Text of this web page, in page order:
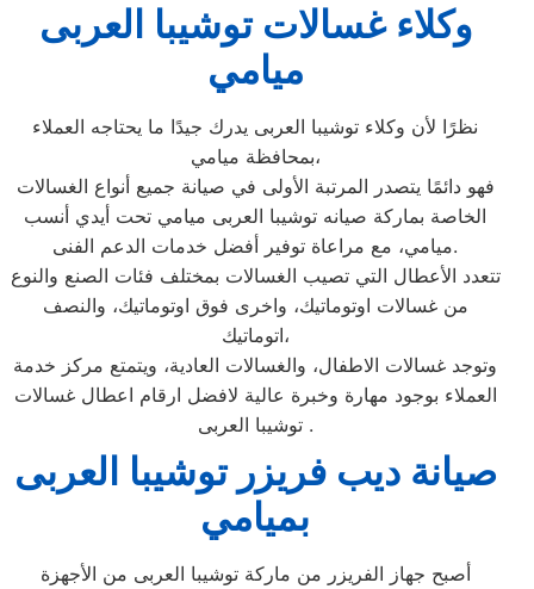
وكلاء غسالات توشيبا العربى
ميامي
نظرًا لأن وكلاء توشيبا العربى يدرك جيدًا ما يحتاجه العملاء
بمحافظة ميامي،
فهو دائمًا يتصدر المرتبة الأولى في صيانة جميع أنواع الغسالات
الخاصة بماركة صيانه توشيبا العربى ميامي تحت أيدي أنسب
ميامي، مع مراعاة توفير أفضل خدمات الدعم الفنى.
تتعدد الأعطال التي تصيب الغسالات بمختلف فئات الصنع والنوع
من غسالات اوتوماتيك، واخرى فوق اوتوماتيك، والنصف
اتوماتيك،
وتوجد غسالات الاطفال، والغسالات العادية، ويتمتع مركز خدمة
العملاء بوجود مهارة وخبرة عالية لافضل ارقام اعطال غسالات
توشيبا العربى .
صيانة ديب فريزر توشيبا العربى
بميامي
أصبح جهاز الفريزر من ماركة توشيبا العربى من الأجهزة